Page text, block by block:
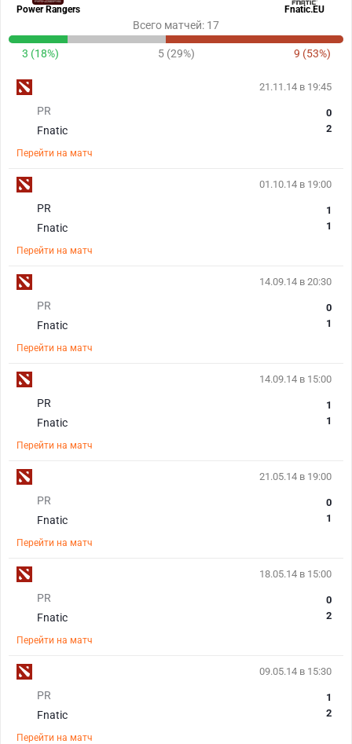
Power Rangers Fnatic.EU
Всего матчей: 17
3 (18%) 5 (29%) 9 (53%)
21.11.14 в 19:45
PR
Fnatic
0
2
Перейти на матч
01.10.14 в 19:00
PR
Fnatic
1
1
Перейти на матч
14.09.14 в 20:30
PR
Fnatic
0
1
Перейти на матч
14.09.14 в 15:00
PR
Fnatic
1
1
Перейти на матч
21.05.14 в 19:00
PR
Fnatic
0
1
Перейти на матч
18.05.14 в 15:00
PR
Fnatic
0
2
Перейти на матч
09.05.14 в 15:30
PR
Fnatic
1
2
Перейти на матч